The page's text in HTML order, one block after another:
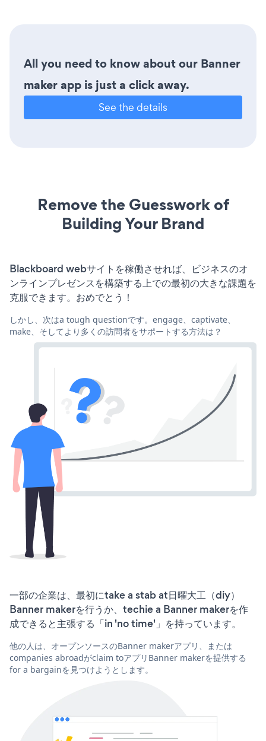
All you need to know about our Banner
maker app is just a click away.
See the details
Remove the Guesswork of
Building Your Brand
Blackboard webサイトを稼働させれば、ビジネスのオ
ンラインプレゼンスを構築する上での最初の大きな課題を
克服できます。おめでとう！
しかし、次はa tough questionです。engage、captivate、
make、そしてより多くの訪問者をサポートする方法は？
一部の企業は、最初にtake a stab at日曜大工（diy）
Banner makerを行うか、techie a Banner makerを作
成できると主張する「in 'no time'」を持っています。
他の人は、オープンソースのBanner makerアプリ、または
companies abroadがclaim toアプリBanner makerを提供する
for a bargainを見つけようとします。